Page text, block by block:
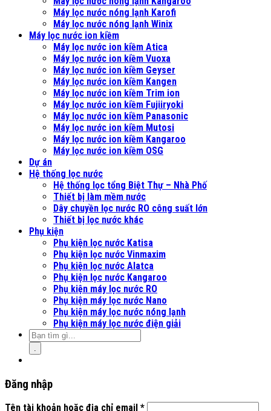
Máy lọc nước nóng lạnh Karofi
Máy lọc nước nóng lạnh Winix
Máy lọc nước ion kiềm
Máy lọc nước ion kiềm Atica
Máy lọc nước ion kiềm Vuoxa
Máy lọc nước ion kiềm Geyser
Máy lọc nước ion kiềm Kangen
Máy lọc nước ion kiềm Trim ion
Máy lọc nước ion kiềm Fujiiryoki
Máy lọc nước ion kiềm Panasonic
Máy lọc nước ion kiềm Mutosi
Máy lọc nước ion kiềm Kangaroo
Máy lọc nước ion kiềm OSG
Dự án
Hệ thống lọc nước
Hệ thống lọc tổng Biệt Thự – Nhà Phố
Thiết bị làm mềm nước
Dây chuyền lọc nước RO công suất lớn
Thiết bị lọc nước khác
Phụ kiện
Phụ kiện lọc nước Katisa
Phụ kiện lọc nước Vinmaxim
Phụ kiện lọc nước Alatca
Phụ kiện lọc nước Kangaroo
Phụ kiện máy lọc nước RO
Phụ kiện máy lọc nước Nano
Phụ kiện máy lọc nước nóng lạnh
Phụ kiện máy lọc nước điện giải
Đăng nhập
Tên tài khoản hoặc địa chỉ email *